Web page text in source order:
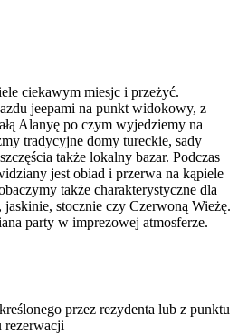
ciekawym miesjc i przeżyć.
jeepami na punkt widokowy, z
Alanyę po czym wyjedziemy na
tradycyjne domy tureckie, sady
także lokalny bazar. Podczas
jest obiad i przerwa na kąpiele
także charakterystyczne dla
stocznie czy Czerwoną Wieżę.
party w imprezowej atmosferze.
przez rezydenta lub z punktu
rezerwacji